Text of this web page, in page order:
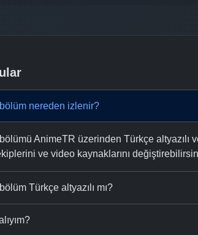
nereden izlenir?
AnimeTR üzerinden Türkçe altyazılı
ve video kaynaklarını
Türkçe altyazılı mı?